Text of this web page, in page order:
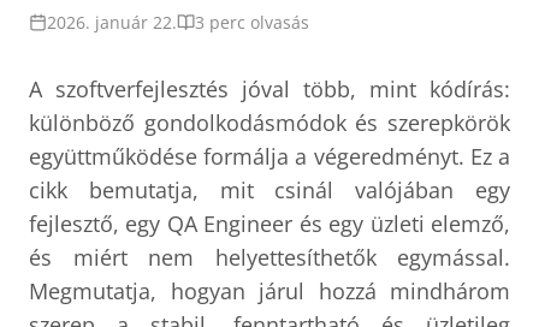
2026. január 22. 3 perc olvasás
A szoftverfejlesztés jóval több, mint kódírás:
különböző gondolkodásmódok és szerepkörök
együttműködése formálja a végeredményt. Ez a
cikk bemutatja, mit csinál valójában egy
fejlesztő, egy QA Engineer és egy üzleti elemző,
és miért nem helyettesíthetők egymással.
Megmutatja, hogyan járul hozzá mindhárom